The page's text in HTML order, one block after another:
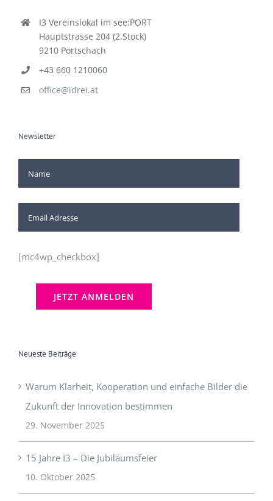
I3 Vereinslokal im see:PORT
Hauptstrasse 204 (2.Stock)
9210 Pörtschach
+43 660 1210060
office@idrei.at
Newsletter
[mc4wp_checkbox]
Neueste Beiträge
Warum Klarheit, Kooperation und einfache Bilder die
Zukunft der Innovation bestimmen
29. November 2025
15 Jahre I3 – Die Jubiläumsfeier
10. Oktober 2025